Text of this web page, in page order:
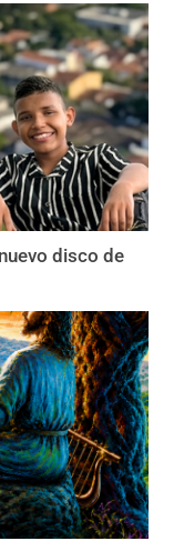
disco de